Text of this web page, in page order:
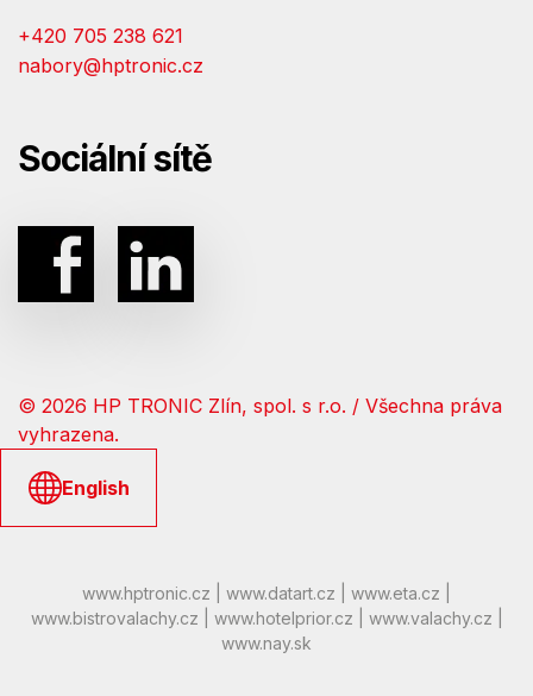
+420 705 238 621
nabory@hptronic.cz
Sociální sítě
© 2026 HP TRONIC Zlín, spol. s r.o. / Všechna práva
vyhrazena.
English
www.hptronic.cz www.datart.cz www.eta.cz
www.bistrovalachy.cz
www.hotelprior.cz www.valachy.cz
www.nay.sk